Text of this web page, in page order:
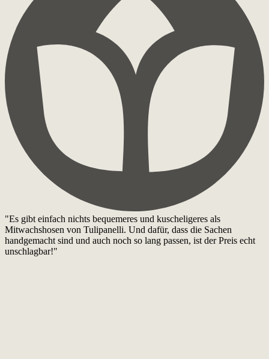
"Es gibt einfach nichts bequemeres und kuscheligeres als
Mitwachshosen von Tulipanelli. Und dafür, dass die Sachen
handgemacht sind und auch noch so lang passen, ist der Preis echt
unschlagbar!"